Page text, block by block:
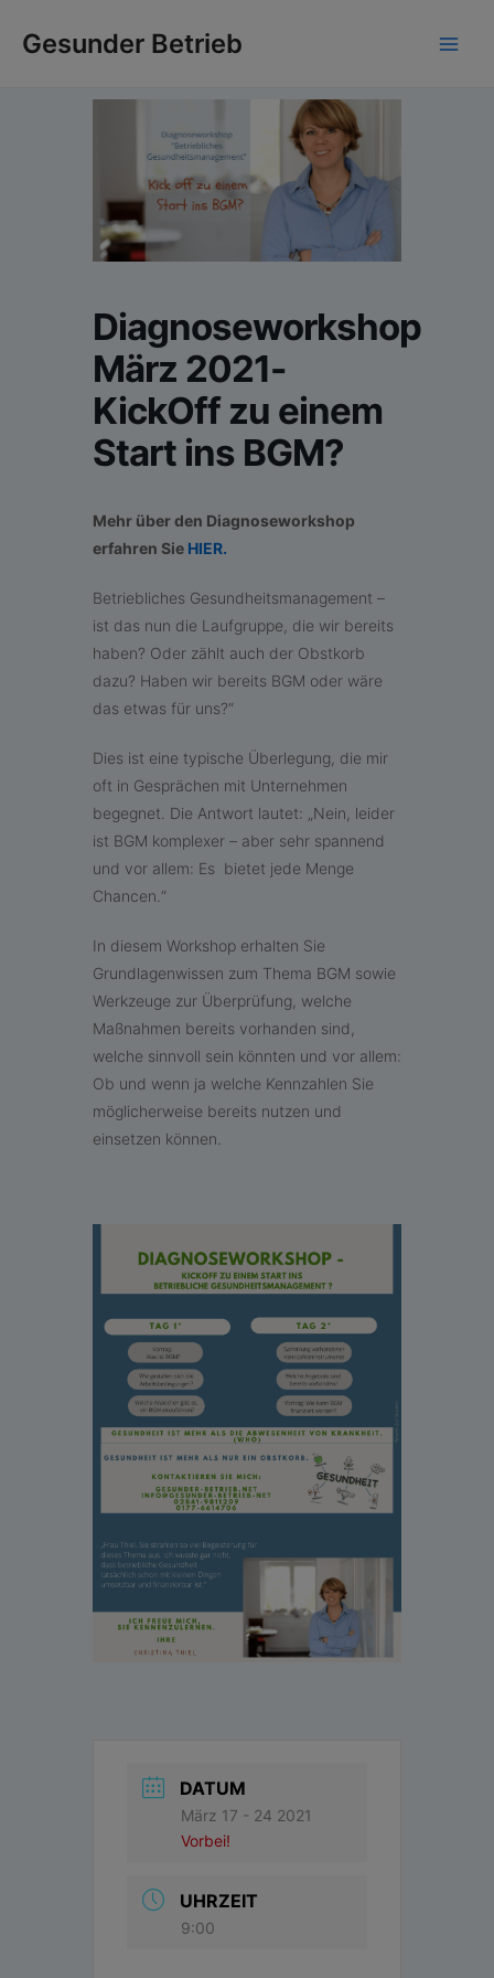
InhaltGesunder Betrieb
Diagnoseworkshop
März 2021-
KickOff zu einem
Start ins BGM?
Mehr über den Diagnoseworkshop
erfahren Sie HIER.
Betriebliches Gesundheitsmanagement –
ist das nun die Laufgruppe, die wir bereits
haben? Oder zählt auch der Obstkorb
dazu? Haben wir bereits BGM oder wäre
das etwas für uns?“
Dies ist eine typische Überlegung, die mir
oft in Gesprächen mit Unternehmen
begegnet. Die Antwort lautet: „Nein, leider
ist BGM komplexer – aber sehr spannend
und vor allem: Es bietet jede Menge
Chancen.“
In diesem Workshop erhalten Sie
Grundlagenwissen zum Thema BGM sowie
Werkzeuge zur Überprüfung, welche
Maßnahmen bereits vorhanden sind,
welche sinnvoll sein könnten und vor allem:
Ob und wenn ja welche Kennzahlen Sie
möglicherweise bereits nutzen und
einsetzen können.
DATUM
März 17 - 24 2021
Vorbei!
UHRZEIT
9:00